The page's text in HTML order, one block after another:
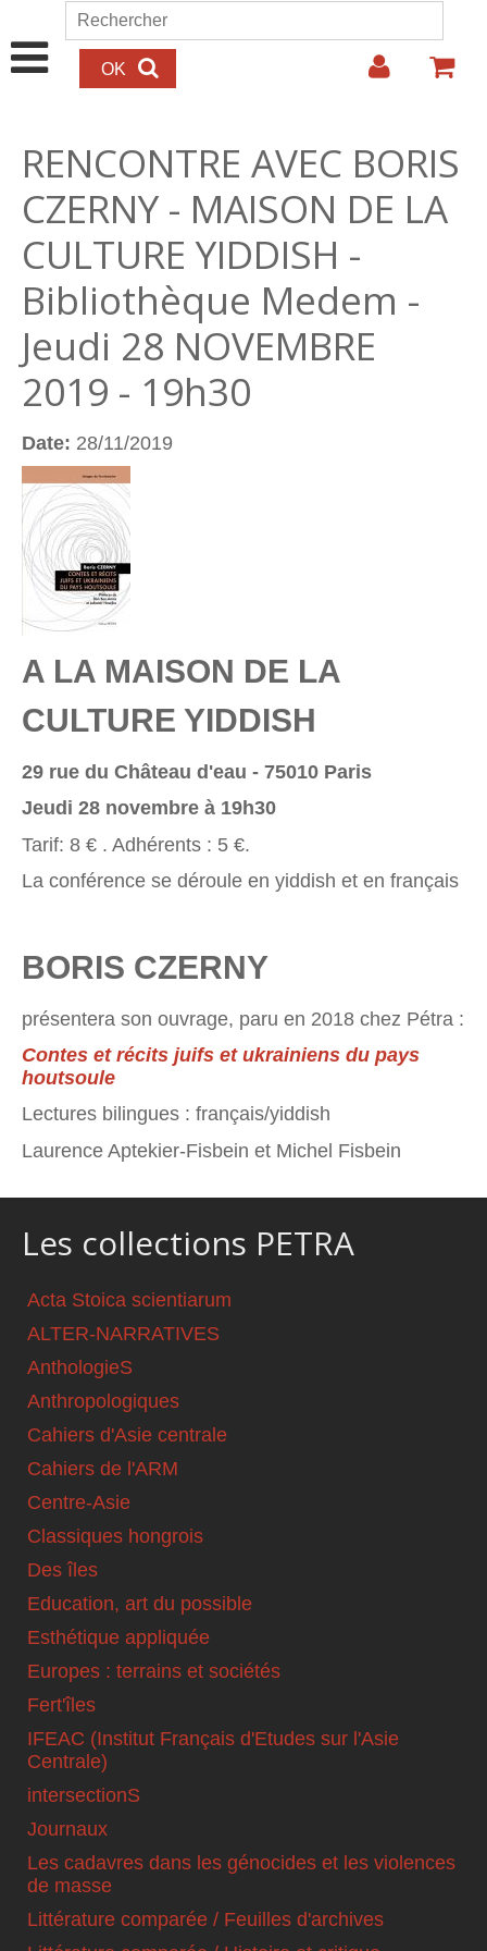
Aller au contenu principal
Formulaire de recherche
Rechercher
RENCONTRE AVEC BORIS
CZERNY - MAISON DE LA
CULTURE YIDDISH -
Bibliothèque Medem -
Jeudi 28 NOVEMBRE
2019 - 19h30
Date: 28/11/2019
A LA MAISON DE LA
CULTURE YIDDISH
29 rue du Château d'eau - 75010 Paris
Jeudi 28 novembre à 19h30
Tarif: 8 € . Adhérents : 5 €.
La conférence se déroule en yiddish et en français
BORIS CZERNY
présentera son ouvrage, paru en 2018 chez Pétra :
Contes et récits juifs et ukrainiens du pays
houtsoule
Lectures bilingues : français/yiddish
Laurence Aptekier-Fisbein et Michel Fisbein
Les collections PETRA
Acta Stoica scientiarum
ALTER-NARRATIVES
AnthologieS
Anthropologiques
Cahiers d'Asie centrale
Cahiers de l'ARM
Centre-Asie
Classiques hongrois
Des îles
Education, art du possible
Esthétique appliquée
Europes : terrains et sociétés
Fert'îles
IFEAC (Institut Français d'Etudes sur l'Asie
Centrale)
intersectionS
Journaux
Les cadavres dans les génocides et les violences
de masse
Littérature comparée / Feuilles d'archives